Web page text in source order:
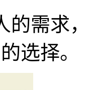
的需求
选择。